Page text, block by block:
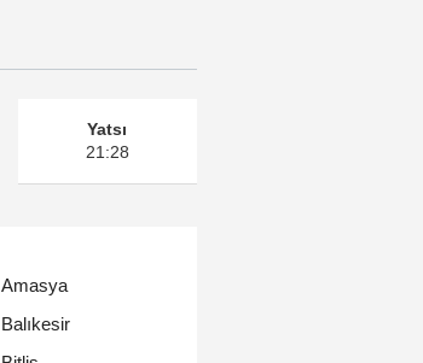
Yatsı
21:28
Amasya
Balıkesir